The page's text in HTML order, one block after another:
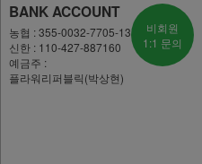
BANK ACCOUNT
농협 : 355-0032-7705-13
신한 : 110-427-887160
예금주 :
플라워리퍼블릭(박상현)
비회원
1:1 문의